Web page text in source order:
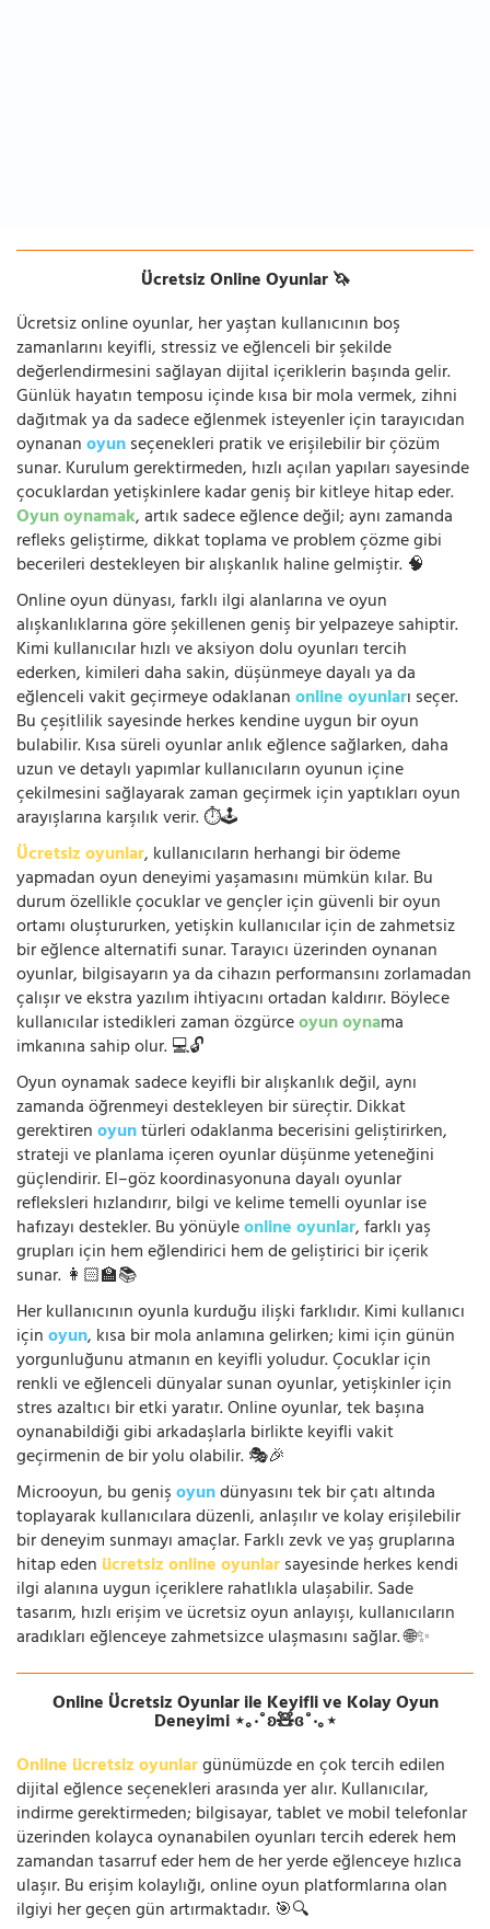
Ücretsiz Online Oyunlar 🦄
Ücretsiz online oyunlar, her yaştan kullanıcının boş
zamanlarını keyifli, stressiz ve eğlenceli bir şekilde
değerlendirmesini sağlayan dijital içeriklerin başında gelir.
Günlük hayatın temposu içinde kısa bir mola vermek, zihni
dağıtmak ya da sadece eğlenmek isteyenler için tarayıcıdan
oynananoyunseçenekleri pratik ve erişilebilir bir çözüm
sunar. Kurulum gerektirmeden, hızlı açılan yapıları sayesinde
çocuklardan yetişkinlere kadar geniş bir kitleye hitap eder.
Oyun oynamak, artık sadece eğlence değil; aynı zamanda
refleks geliştirme, dikkat toplama ve problem çözme gibi
becerileri destekleyen bir alışkanlık haline gelmiştir. 🧠
Online oyun dünyası, farklı ilgi alanlarına ve oyun
alışkanlıklarına göre şekillenen geniş bir yelpazeye sahiptir.
Kimi kullanıcılar hızlı ve aksiyon dolu oyunları tercih
ederken, kimileri daha sakin, düşünmeye dayalı ya da
eğlenceli vakit geçirmeye odaklananonline oyunları seçer.
Bu çeşitlilik sayesinde herkes kendine uygun bir oyun
bulabilir. Kısa süreli oyunlar anlık eğlence sağlarken, daha
uzun ve detaylı yapımlar kullanıcıların oyunun içine
çekilmesini sağlayarak zaman geçirmek için yaptıkları oyun
arayışlarına karşılık verir. ⏱️🕹️
Ücretsiz oyunlar, kullanıcıların herhangi bir ödeme
yapmadan oyun deneyimi yaşamasını mümkün kılar. Bu
durum özellikle çocuklar ve gençler için güvenli bir oyun
ortamı oluştururken, yetişkin kullanıcılar için de zahmetsiz
bir eğlence alternatifi sunar. Tarayıcı üzerinden oynanan
oyunlar, bilgisayarın ya da cihazın performansını zorlamadan
çalışır ve ekstra yazılım ihtiyacını ortadan kaldırır. Böylece
kullanıcılar istedikleri zaman özgürceoyun oynama
imkanına sahip olur. 💻🔓
Oyun oynamak sadece keyifli bir alışkanlık değil, aynı
zamanda öğrenmeyi destekleyen bir süreçtir. Dikkat
gerektirenoyuntürleri odaklanma becerisini geliştirirken,
strateji ve planlama içeren oyunlar düşünme yeteneğini
güçlendirir. El–göz koordinasyonuna dayalı oyunlar
refleksleri hızlandırır, bilgi ve kelime temelli oyunlar ise
hafızayı destekler. Bu yönüyleonline oyunlar, farklı yaş
grupları için hem eğlendirici hem de geliştirici bir içerik
sunar. 👩🏻‍🏫📚
Her kullanıcının oyunla kurduğu ilişki farklıdır. Kimi kullanıcı
içinoyun, kısa bir mola anlamına gelirken; kimi için günün
yorgunluğunu atmanın en keyifli yoludur. Çocuklar için
renkli ve eğlenceli dünyalar sunan oyunlar, yetişkinler için
stres azaltıcı bir etki yaratır. Online oyunlar, tek başına
oynanabildiği gibi arkadaşlarla birlikte keyifli vakit
geçirmenin de bir yolu olabilir. 🎭🎉
Microoyun, bu genişoyundünyasını tek bir çatı altında
toplayarak kullanıcılara düzenli, anlaşılır ve kolay erişilebilir
bir deneyim sunmayı amaçlar. Farklı zevk ve yaş gruplarına
hitap eden ücretsiz online oyunlarsayesinde herkes kendi
ilgi alanına uygun içeriklere rahatlıkla ulaşabilir. Sade
tasarım, hızlı erişim ve ücretsiz oyun anlayışı, kullanıcıların
aradıkları eğlenceye zahmetsizce ulaşmasını sağlar. 🌐✨
Online Ücretsiz Oyunlar ile Keyifli ve Kolay Oyun
Deneyimi ⋆｡‧˚ʚ🧸ɞ˚‧｡⋆
Online ücretsiz oyunlargünümüzde en çok tercih edilen
dijital eğlence seçenekleri arasında yer alır. Kullanıcılar,
indirme gerektirmeden; bilgisayar, tablet ve mobil telefonlar
üzerinden kolayca oynanabilen oyunları tercih ederek hem
zamandan tasarruf eder hem de her yerde eğlenceye hızlıca
ulaşır. Bu erişim kolaylığı, online oyun platformlarına olan
ilgiyi her geçen gün artırmaktadır. 🎯🔍